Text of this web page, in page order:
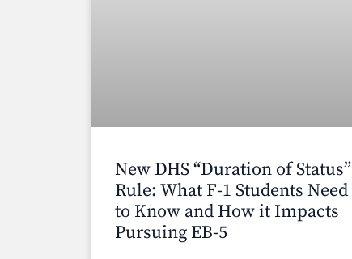
New DHS “Duration of Status”
Rule: What F-1 Students Need
to Know and How it Impacts
Pursuing EB-5